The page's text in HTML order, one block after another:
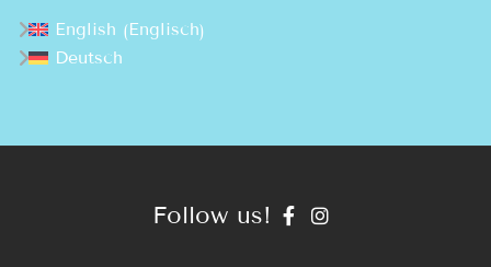
English (Englisch)
Deutsch
Follow us!